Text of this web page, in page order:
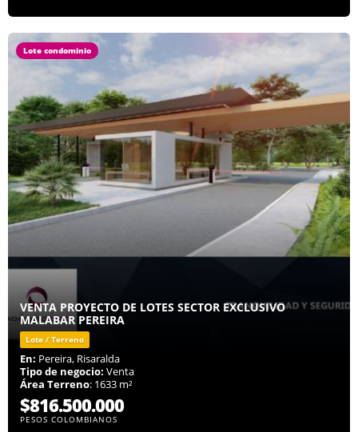
Lote condominio
VENTA PROYECTO DE LOTES SECTOR EXCLUSIVO
MALABAR PEREIRA
Lote / Terreno
En: Pereira, Risaralda
Tipo de negocio: Venta
Área Terreno: 1633 m²
$816.500.000
PESOS COLOMBIANOS